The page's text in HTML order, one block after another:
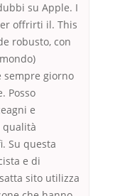
su Apple. I
offrirti il. This
robusto, con
sempre giorno
Posso
e
qualità
Su questa
e di
sito utilizza